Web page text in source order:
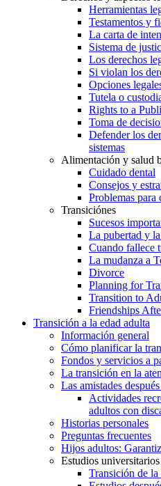
Herramientas
Testamentos y
La carta de
Sistema de
Los derechos
Si violan los
Opciones
Tutela o
Rights to a
Toma de
Defender los
sistemas
Alimentación y salud
Cuidado dental
Consejos y
Problemas para
Transiciónes
Sucesos
La pubertad y
Cuando fallece
La mudanza a
Divorce
Planning for
Transition to
Friendships
Transición a la edad adulta
Información general
Cómo planificar la
Fondos y servicios a
La transición en la
Las amistades
Actividades
adultos con
Historias personales
Preguntas frecuentes
Hijos adultos:
Estudios
Transición de la